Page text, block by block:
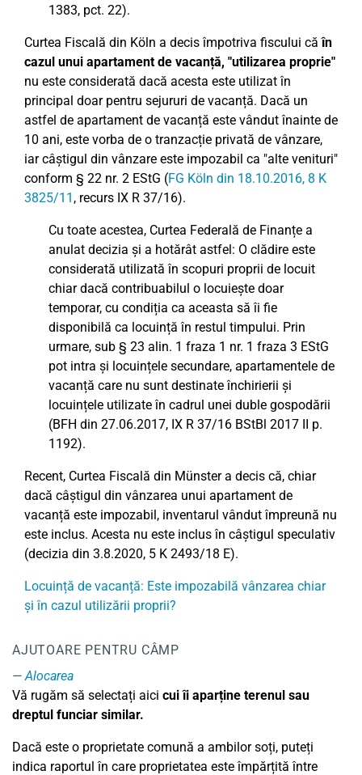
1383, pct. 22).
Curtea Fiscală din Köln a decis împotriva fiscului căîn
cazul unui apartament de vacanță, "utilizarea proprie"
nu este considerată dacă acesta este utilizat în
principal doar pentru sejururi de vacanță. Dacă un
astfel de apartament de vacanță este vândut înainte de
10 ani, este vorba de o tranzacție privată de vânzare,
iar câștigul din vânzare este impozabil ca "alte venituri"
conform § 22 nr. 2 EStG (FG Köln din 18.10.2016, 8 K
3825/11 , recurs IX R 37/16).
Cu toate acestea, Curtea Federală de Finanțe a
anulat decizia și a hotărât astfel: O clădire este
considerată utilizată în scopuri proprii de locuit
chiar dacă contribuabilul o locuiește doar
temporar, cu condiția ca aceasta să îi fie
disponibilă ca locuință în restul timpului. Prin
urmare, sub § 23 alin. 1 fraza 1 nr. 1 fraza 3 EStG
pot intra și locuințele secundare, apartamentele de
vacanță care nu sunt destinate închirierii și
locuințele utilizate în cadrul unei duble gospodării
(BFH din 27.06.2017, IX R 37/16 BStBl 2017 II p.
1192).
Recent, Curtea Fiscală din Münster a decis că, chiar
dacă câștigul din vânzarea unui apartament de
vacanță este impozabil, inventarul vândut împreună nu
este inclus. Acesta nu este inclus în câștigul speculativ
(decizia din 3.8.2020, 5 K 2493/18 E).
Locuință de vacanță: Este impozabilă vânzarea chiar
și în cazul utilizării proprii?
AJUTOARE PENTRU CÂMP
Alocarea
Vă rugăm să selectați aici cui îi aparține terenul sau
dreptul funciar similar.
Dacă este o proprietate comună a ambilor soți, puteți
indica raportul în care proprietatea este împărțită între